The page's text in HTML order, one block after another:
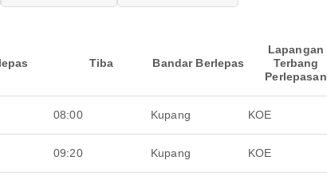
Tiba Bandar Berlepas
Lapangan
Terbang
Perlepasan
08:00 Kupang KOE
09:20 Kupang KOE